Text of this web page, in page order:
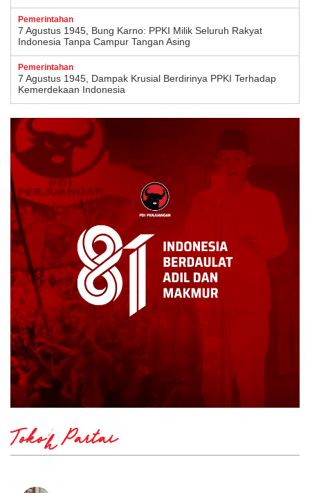
Pemerintahan
7 Agustus 1945, Bung Karno: PPKI Milik Seluruh Rakyat
Indonesia Tanpa Campur Tangan Asing
Pemerintahan
7 Agustus 1945, Dampak Krusial Berdirinya PPKI Terhadap
Kemerdekaan Indonesia
Tokoh Partai